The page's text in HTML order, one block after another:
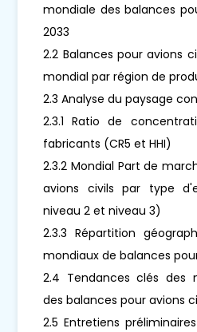
mondiale des balances
2033
2.2 Balances pour avions
mondial par région de
2.3 Analyse du paysage
2.3.1 Ratio de
fabricants (CR5 et HHI)
2.3.2 Mondial Part de
avions civils par type
niveau 2 et niveau 3)
2.3.3 Répartition
mondiaux de balances
2.4 Tendances clés des
des balances pour avions
2.5 Entretiens